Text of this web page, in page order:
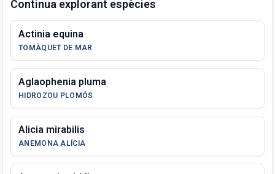
Continua explorant espècies
Actinia equina
TOMÀQUET DE MAR
Aglaophenia pluma
HIDROZOU PLOMÓS
Alicia mirabilis
ANEMONA ALÍCIA